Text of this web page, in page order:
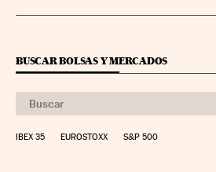
BUSCAR BOLSAS Y MERCADOS
IBEX 35 EUROSTOXX S&P 500